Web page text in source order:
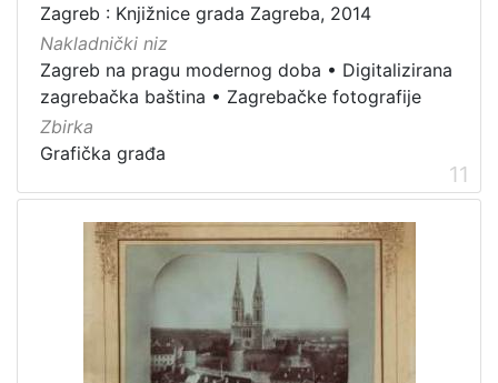
Zagreb : Knjižnice grada Zagreba, 2014
Nakladnički niz
Zagreb na pragu modernog doba • Digitalizirana
zagrebačka baština • Zagrebačke fotografije
Zbirka
Grafička građa
11